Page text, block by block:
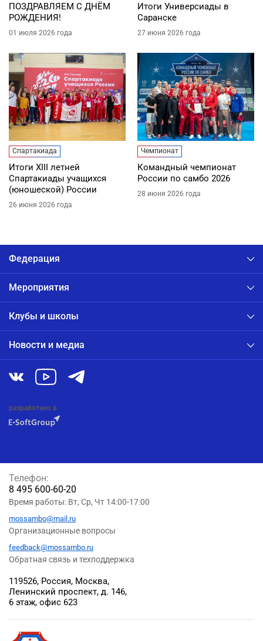
ПОЗДРАВЛЯЕМ С ДНЁМ
РОЖДЕНИЯ!
01 июля 2026 года
Итоги Универсиады в
Саранске
27 июня 2026 года
Спартакиада
Итоги XIII летней
Спартакиады учащихся
(юношеской) России
26 июня 2026 года
Чемпионат
Командный чемпионат
России по самбо 2026
28 июня 2026 года
Федерация
Мероприятия
Клубы и школы
Новости и медиа
разработано в
119526, Россия, Москва,
Ленинский проспект, д. 146,
6 этаж, офис 623
Телефон:
8 495 600-60-20
Время работы: Вт, Ср, Чт 14:00-17:00
mossambo@mail.ru
Организационные вопросы
feedback@mossambo.ru
Обратная связь и техподдержка